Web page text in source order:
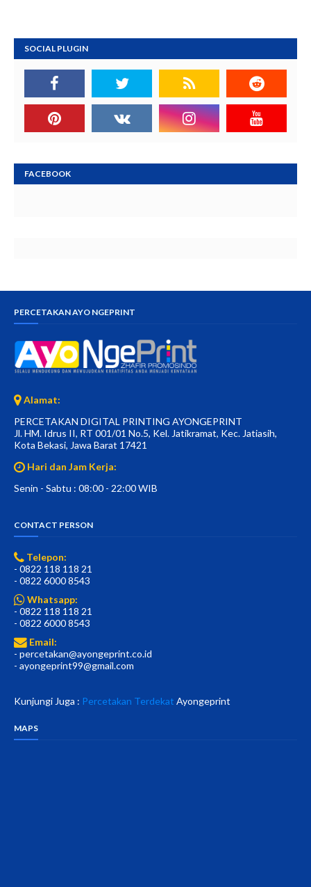
SOCIAL PLUGIN
FACEBOOK
PERCETAKAN AYO NGEPRINT
Alamat:
PERCETAKAN DIGITAL PRINTING AYONGEPRINT
Jl. HM. Idrus II, RT 001/01 No.5, Kel. Jatikramat, Kec. Jatiasih,
Kota Bekasi, Jawa Barat 17421
Hari dan Jam Kerja:
Senin - Sabtu : 08:00 - 22:00 WIB
CONTACT PERSON
Telepon:
- 0822 118 118 21
- 0822 6000 8543
Whatsapp:
- 0822 118 118 21
- 0822 6000 8543
Email:
- percetakan@ayongeprint.co.id
- ayongeprint99@gmail.com
Kunjungi Juga : Percetakan Terdekat Ayongeprint
MAPS